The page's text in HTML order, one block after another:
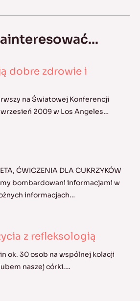
dobre zdrowie i
na Światowej Konferencji
2009 w Los Angeles…
ĆWICZENIA DLA CUKRZYKÓW
bombardowani informacjami w
informacjach…
z refleksologią
ok. 30 osob na wspólnej kolacji
naszej córki.…